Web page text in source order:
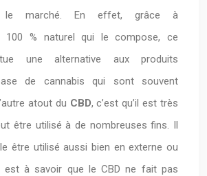
le marché. En effet, grâce à
100 % naturel qui le compose, ce
une alternative aux produits
de cannabis qui sont souvent
atout du CBD, c’est qu’il est très
être utilisé à de nombreuses fins. Il
être utilisé aussi bien en externe ou
est à savoir que le CBD ne fait pas